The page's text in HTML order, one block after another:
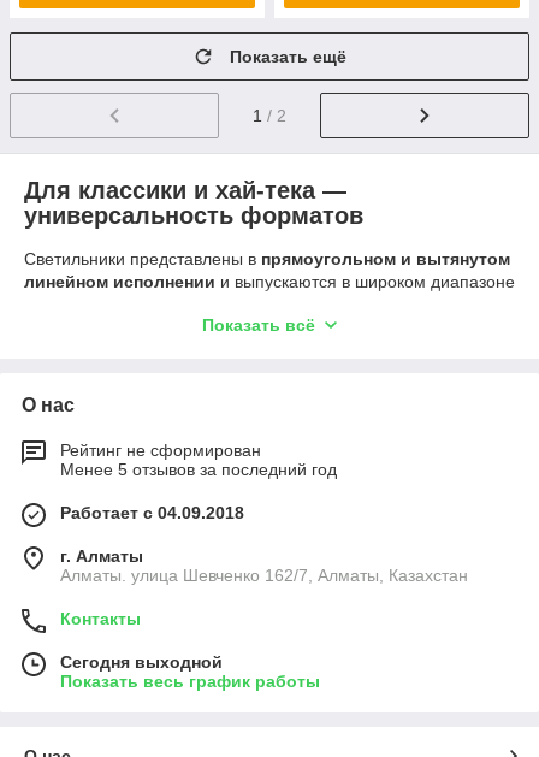
Показать ещё
1 / 2
Для классики и хай-тека —
универсальность форматов
Светильники представлены в прямоугольном и вытянутом
линейном исполнении и выпускаются в широком диапазоне
как равномерное общее освещение, так и акцентные
в классические офисы, так и в современные лофты и
закрепить светильник на поверхности потолка или
стены.
Подвесной монтаж на тросах
дизайнерскими концепциями с открытыми
коммуникациями.
Показать всё
О нас
Рейтинг не сформирован
Менее 5 отзывов за последний год
Работает с 04.09.2018
г. Алматы
Алматы. улица Шевченко 162/7, Алматы, Казахстан
Контакты
Сегодня выходной
Показать весь график работы